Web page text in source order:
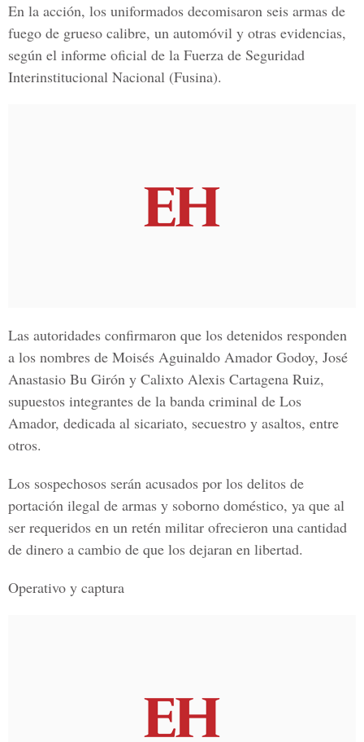
En la acción, los uniformados decomisaron seis armas de
fuego de grueso calibre, un automóvil y otras evidencias,
según el informe oficial de la Fuerza de Seguridad
Interinstitucional Nacional (Fusina).
Las autoridades confirmaron que los detenidos responden
a los nombres de Moisés Aguinaldo Amador Godoy, José
Anastasio Bu Girón y Calixto Alexis Cartagena Ruiz,
supuestos integrantes de la banda criminal de Los
Amador, dedicada al sicariato, secuestro y asaltos, entre
otros.
Los sospechosos serán acusados por los delitos de
portación ilegal de armas y soborno doméstico, ya que al
ser requeridos en un retén militar ofrecieron una cantidad
de dinero a cambio de que los dejaran en libertad.
Operativo y captura